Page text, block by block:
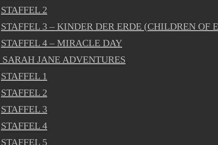
STAFFEL 2
STAFFEL 3 – KINDER DER ERDE (CHILDREN OF
STAFFEL 4 – MIRACLE DAY
SARAH JANE ADVENTURES
STAFFEL 1
STAFFEL 2
STAFFEL 3
STAFFEL 4
STAFFEL 5